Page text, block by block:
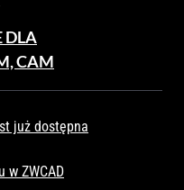
DLA
CAM
już dostępna
w ZWCAD